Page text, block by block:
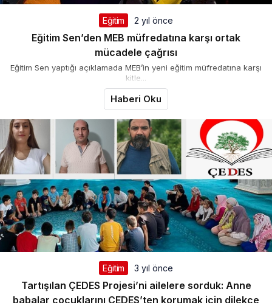
Eğitim 2 yıl önce
Eğitim Sen’den MEB müfredatına karşı ortak
mücadele çağrısı
Eğitim Sen yaptığı açıklamada MEB’in yeni eğitim müfredatına karşı
kitle...
Haberi Oku
Eğitim 3 yıl önce
Tartışılan ÇEDES Projesi’ni ailelere sorduk: Anne
babalar çocuklarını ÇEDES’ten korumak için dilekçe